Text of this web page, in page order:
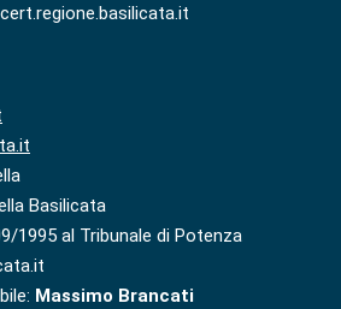
Basilicata
1995 al Tribunale di Potenza
Massimo Brancati